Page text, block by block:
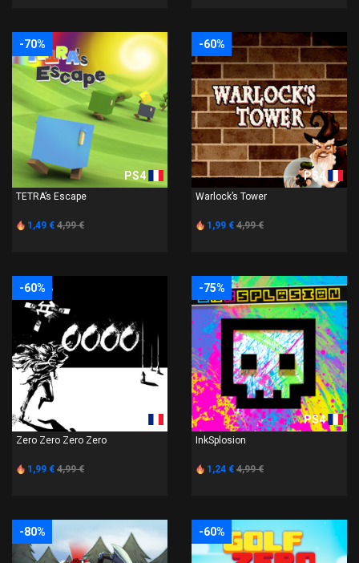
-70%
PS4
TETRA’s Escape
1,49 € 4,99 €
-60%
PS4
Warlock’s Tower
1,99 € 4,99 €
-60%
Zero Zero Zero Zero
1,99 € 4,99 €
-75%
PS4
InkSplosion
1,24 € 4,99 €
-80% -60%